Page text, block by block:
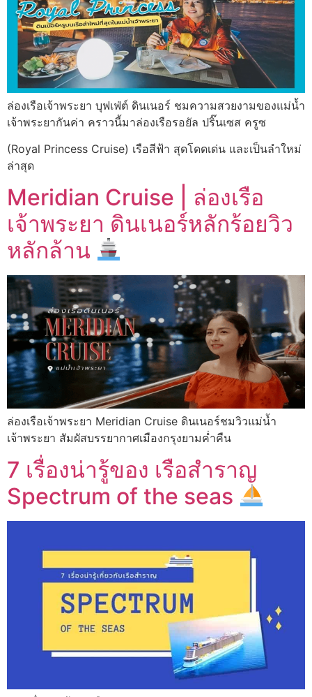
ล่องเรือเจ้าพระยา บุฟเฟ่ต์ ดินเนอร์ ชมความสวยงามของแม่น้ำ
เจ้าพระยากันค่า คราวนี้มาล่องเรือรอยัล ปริ๊นเซส ครูซ
(Royal Princess Cruise) เรือสีฟ้า สุดโดดเด่น และเป็นลำใหม่
ล่าสุด
Meridian Cruise | ล่องเรือ
เจ้าพระยา ดินเนอร์หลักร้อยวิว
หลักล้าน
ล่องเรือเจ้าพระยา Meridian Cruise ดินเนอร์ชมวิวแม่น้ำ
เจ้าพระยา สัมผัสบรรยากาศเมืองกรุงยามค่ำคืน
7 เรื่องน่ารู้ของ เรือสำราญ
Spectrum of the seas